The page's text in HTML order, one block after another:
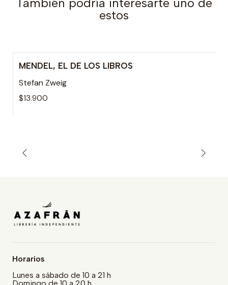
estos
Agotado
MENDEL, EL DE LOS LIBROS
Stefan Zweig
$13.900
Horarios
Lunes a sábado de 10 a 21 h